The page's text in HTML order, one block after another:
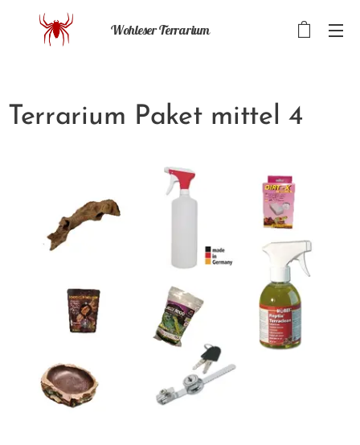
Wohleser Terrarium
Terrarium Paket mittel 4